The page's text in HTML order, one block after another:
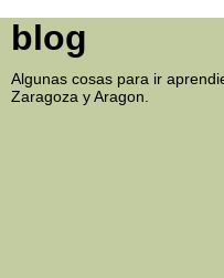
blog
Algunas cosas para ir
Zaragoza y Aragon.